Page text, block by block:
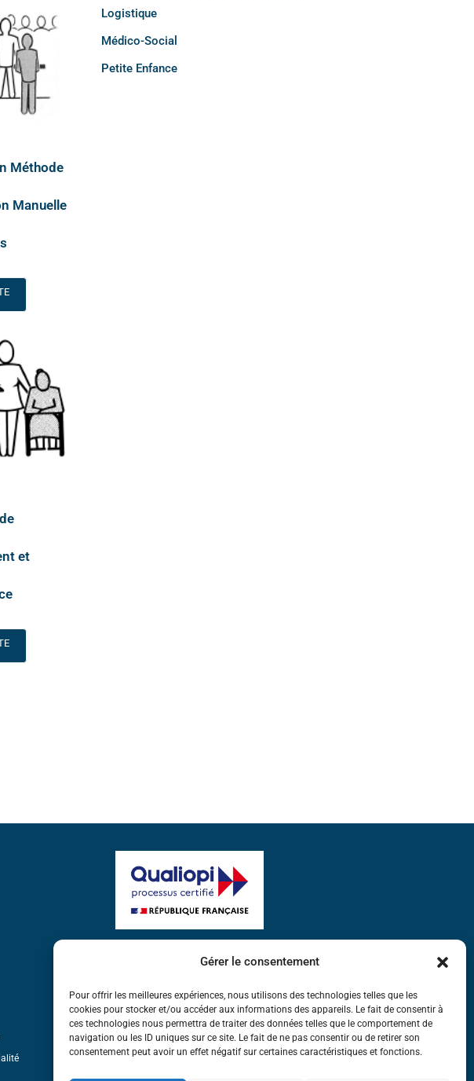
Gérer le consentement
Pour offrir les meilleures expériences, nous utilisons des technologies telles que les
cookies pour stocker et/ou accéder aux informations des appareils. Le fait de consentir à
ces technologies nous permettra de traiter des données telles que le comportement de
navigation ou les ID uniques sur ce site. Le fait de ne pas consentir ou de retirer son
consentement peut avoir un effet négatif sur certaines caractéristiques et fonctions.
Méthode
Manuelle
et
Logistique
Médico-Social
Petite Enfance
au titre de la catégorie d'action suivante :
Suivez-nous sur les réseaux